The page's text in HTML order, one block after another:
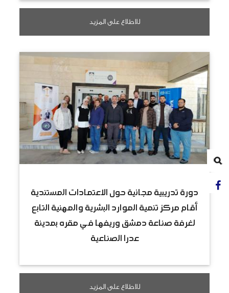
للاطلاع على المزيد
دورة تدريبية مجانية حول الاعتمادات المستندية
أقام مركز تنمية الموارد البشرية والمهنية التابع
لغرفة صناعة دمشق وريفها في مقره بمدينة
عدرا الصناعية
للاطلاع على المزيد